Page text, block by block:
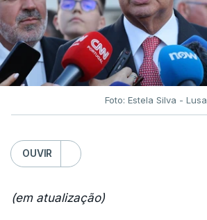
Foto: Estela Silva - Lusa
OUVIR
(em atualização)